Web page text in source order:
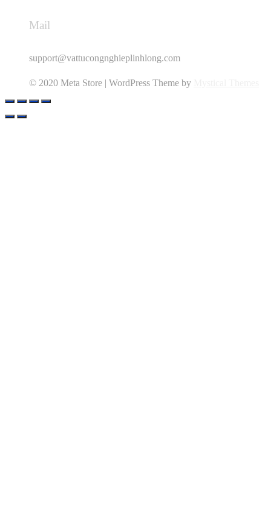
Mail
support@vattucongnghieplinhlong.com
© 2020 Meta Store | WordPress Theme by